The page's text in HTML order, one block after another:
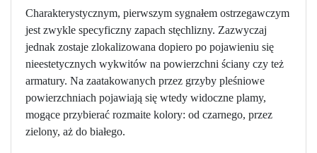
Charakterystycznym, pierwszym sygnałem ostrzegawczym
jest zwykle specyficzny zapach stęchlizny. Zazwyczaj
jednak zostaje zlokalizowana dopiero po pojawieniu się
nieestetycznych wykwitów na powierzchni ściany czy też
armatury. Na zaatakowanych przez grzyby pleśniowe
powierzchniach pojawiają się wtedy widoczne plamy,
mogące przybierać rozmaite kolory: od czarnego, przez
zielony, aż do białego.